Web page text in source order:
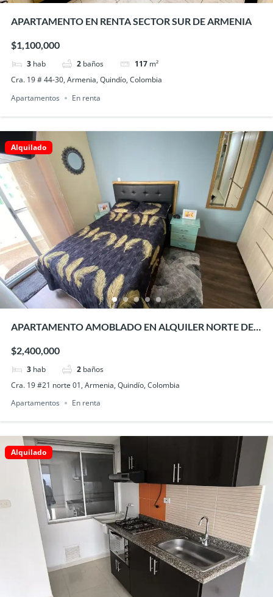
APARTAMENTO EN RENTA SECTOR SUR DE ARMENIA
$1,100,000
3 hab 2 baños 117 m²
Cra. 19 # 44-30, Armenia, Quindío, Colombia
Apartamentos
En renta
Alquilado
APARTAMENTO AMOBLADO EN ALQUILER NORTE DE
$2,400,000
3 hab 2 baños
Cra. 19 #21 norte 01, Armenia, Quindío, Colombia
Apartamentos
En renta
Alquilado